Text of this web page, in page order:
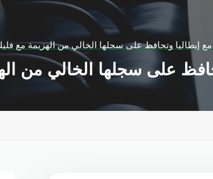
مع إيطاليا وتحافظ على سجلها الخالي من الهزيمة مع
على سجلها الخالي من